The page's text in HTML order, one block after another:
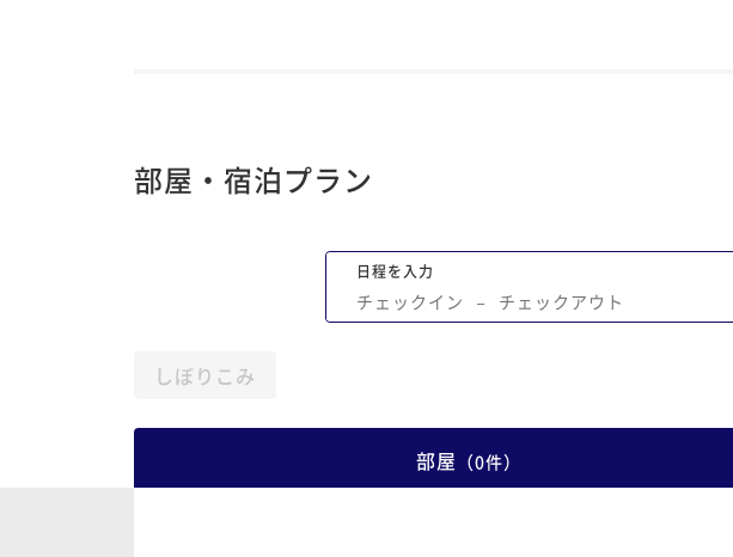
部屋・宿泊プラン
日程を入力
チェックイン − チェックアウト
しぼりこみ
部屋 （0件）